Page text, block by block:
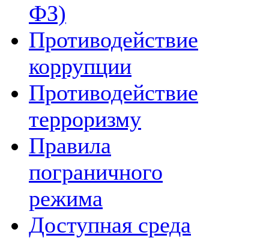
ФЗ)
Противодействие
коррупции
Противодействие
терроризму
Правила
пограничного
режима
Доступная среда